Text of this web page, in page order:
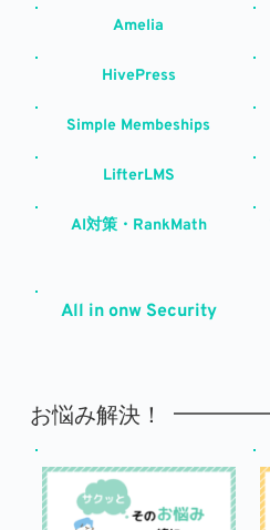
Amelia
HivePress
Simple Membeships
LifterLMS
AI対策・RankMath
All in onw Security
お悩み解決！